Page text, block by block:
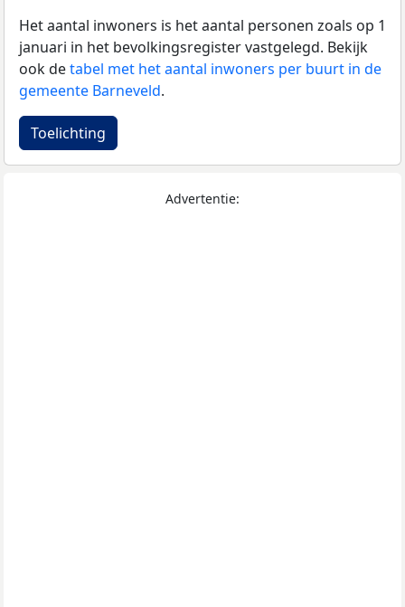
Het aantal inwoners is het aantal personen zoals op 1
januari in het bevolkingsregister vastgelegd. Bekijk
ook detabel met het aantal inwoners per buurt in de
gemeente Barneveld.
Toelichting
Advertentie: